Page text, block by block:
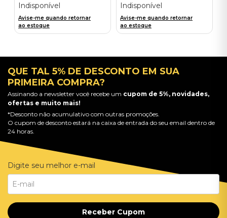
Indisponível
Avise-me quando retornar
ao estoque
Film (CD/Blu-ray) -
Importado
Indisponível
Avise-me quando retornar
ao estoque
QUE TAL 5% DE DESCONTO EM SUA
PRIMEIRA COMPRA?
Assinando a newsletter você recebe um cupom de 5%, novidades,
ofertas e muito mais!
*Desconto não acumulativo com outras promoções.
O cupom de desconto estará na caixa de entrada do seu email dentro de
24 horas.
Digite seu melhor e-mail
Receber Cupom